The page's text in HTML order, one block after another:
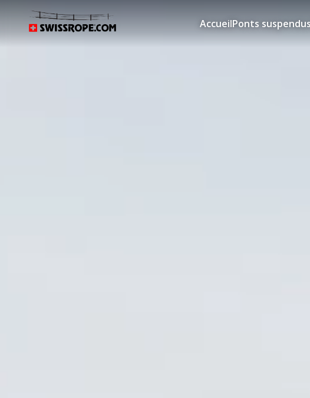
AccueilPonts suspendus